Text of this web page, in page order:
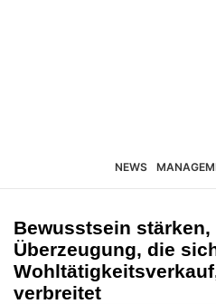
NEWS
Bewusstsein
Überzeugung, die
verbreitet